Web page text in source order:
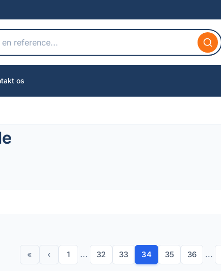
os
« ‹ 1 ... 32 33 34 35 36 ...